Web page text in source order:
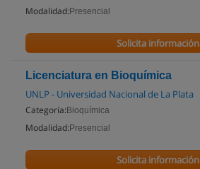
Modalidad: Presencial
Solicita información
Licenciatura en Bioquímica
UNLP - Universidad Nacional de La Plata
Categoría: Bioquímica
Modalidad: Presencial
Solicita información